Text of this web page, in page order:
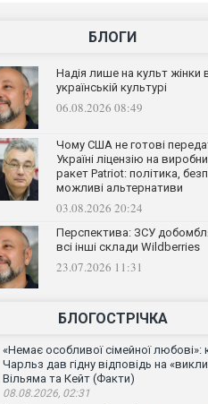
БЛОГИ
Надія лише на культ жінки
українській культурі
06.08.2026 08:49
Чому США не готові
Україні ліцензію на
ракет Patriot: політика,
можливі альтернативи
03.08.2026 20:24
Перспектива: ЗСУ
всі інші склади Wildberries
23.07.2026 11:31
БЛОГОСТРІЧКА
«Немає особливої сімейної любові»:
Чарльз дав гідну відповідь на
Вільяма та Кейт (Факти)
08.08.2026, 02:31